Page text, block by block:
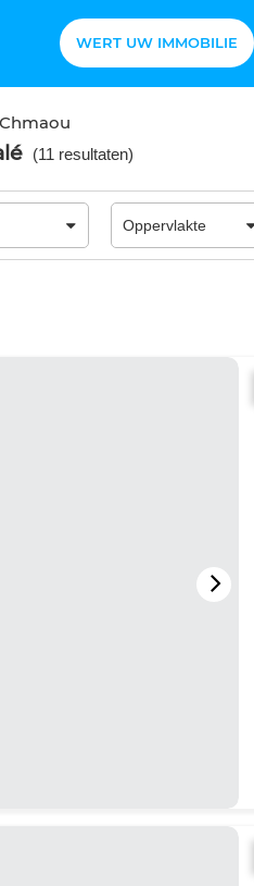
WERT UW IMMOBILIE
(11 resultaten)